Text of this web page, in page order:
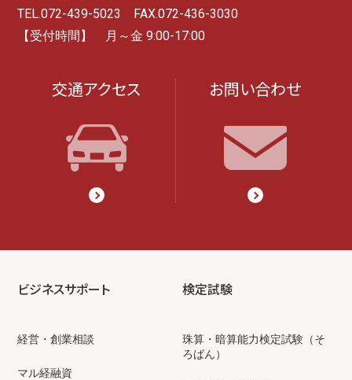
TEL.072-439-5023 FAX.072-436-3030
【受付時間】 月～金 9:00-17:00
交通アクセス お問い合わせ
ビジネスサポート
経営・創業相談
マル経融資
検定試験
珠算・暗算能力検定試験（そ
ろばん）